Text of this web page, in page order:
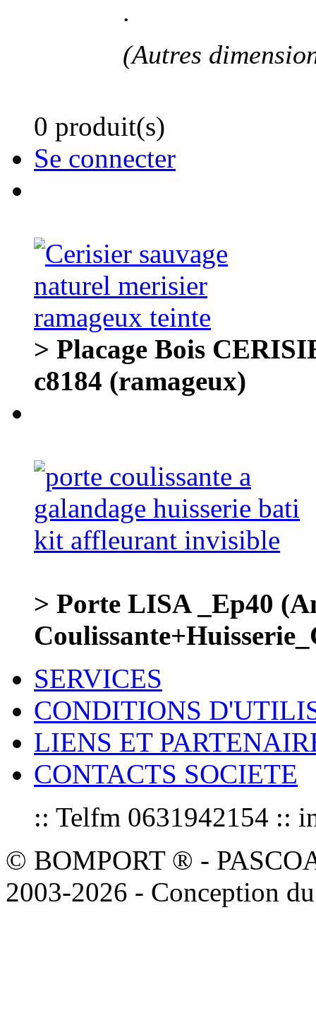
.
(Autres
0 produit(s)
Se connecter
> Placage Bois
c8184 (ramageux)
> Porte LISA _Ep40
SERVICES
CONDITIONS
LIENS ET
CONTACTS SOCIETE
:: Telfm 0631942154 ::
© BOMPORT ® -
2003-2026 - Conception